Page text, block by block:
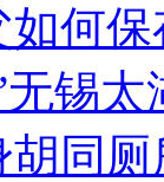
如何
锡
同